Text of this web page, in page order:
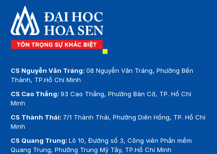
CS Nguyễn Văn Tráng:08 Nguyễn Văn Tráng, Phường Bến
Thành, TP.Hồ Chí Minh
CS Cao Thắng:93 Cao Thắng, Phường Bàn Cờ, TP. Hồ Chí
Minh
CS Thành Thái: 7/1 Thành Thái, Phường Diên Hồng, TP. Hồ Chí
Minh
CS Quang Trung:Lô 10, Đường số 3, Công viên Phần mềm
Quang Trung, Phường Trung Mỹ Tây, TP.Hồ Chí Minh